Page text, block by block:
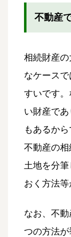
不動産
相続財産
なケース
すいです。
い財産で
もあるから
不動産の相
土地を分
おく方法等
なお、不
つの方法が